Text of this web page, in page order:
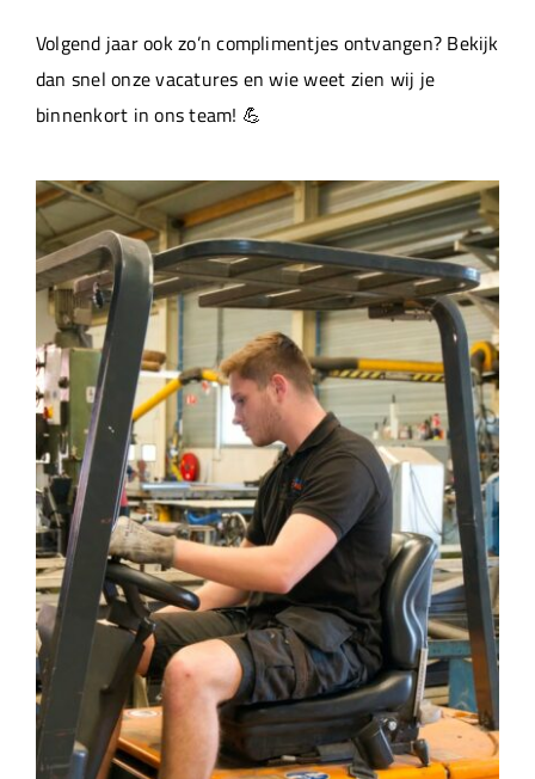
Volgend jaar ook zo’n complimentjes ontvangen? Bekijk
dan snel onze vacatures en wie weet zien wij je
binnenkort in ons team! 💪